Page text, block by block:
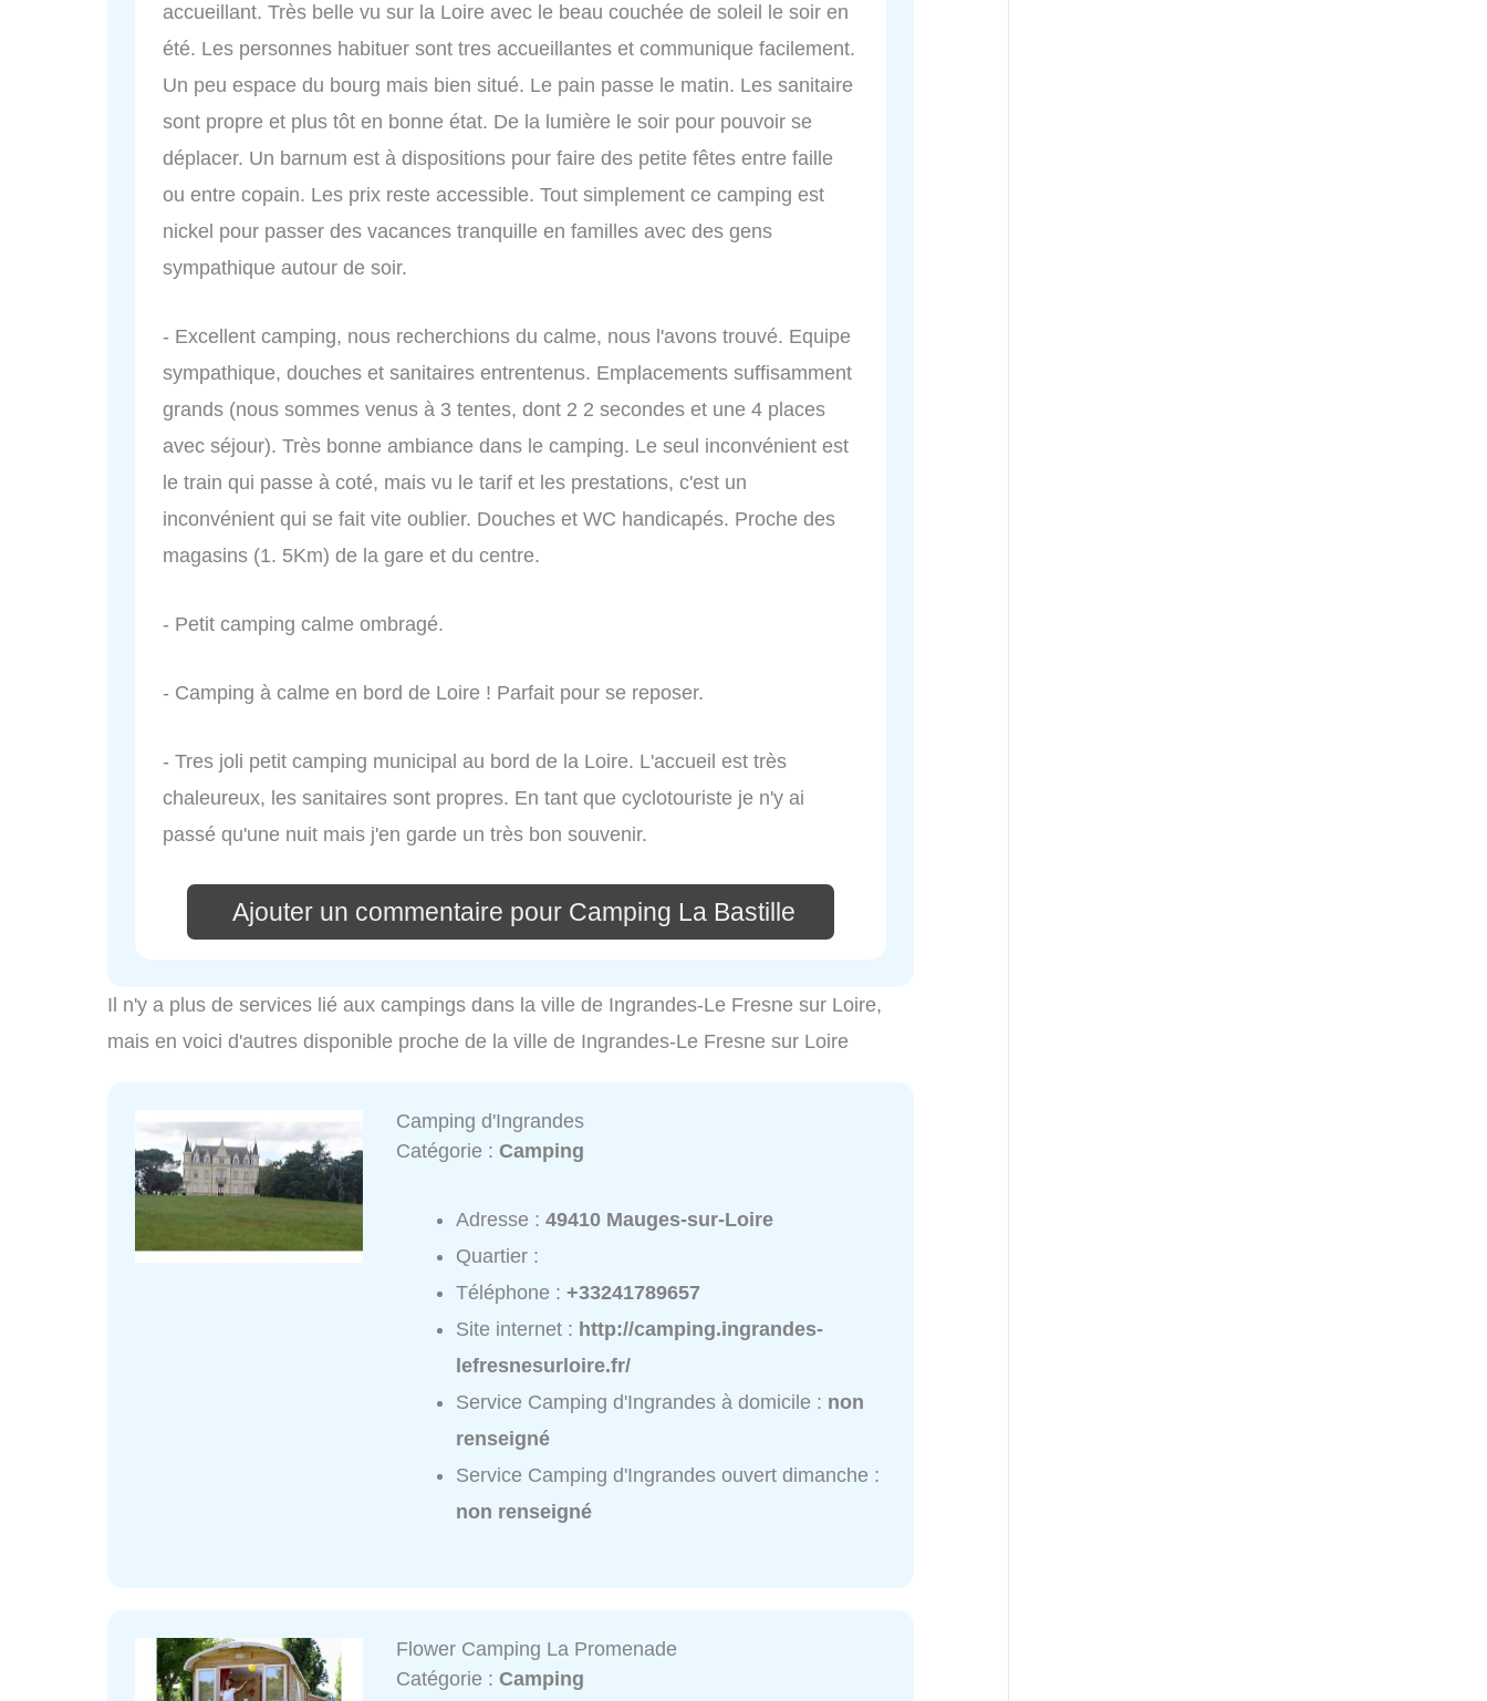
accueillant. Très belle vu sur la Loire avec le beau couchée de soleil le soir en
été. Les personnes habituer sont tres accueillantes et communique facilement.
Un peu espace du bourg mais bien situé. Le pain passe le matin. Les sanitaire
sont propre et plus tôt en bonne état. De la lumière le soir pour pouvoir se
déplacer. Un barnum est à dispositions pour faire des petite fêtes entre faille
ou entre copain. Les prix reste accessible. Tout simplement ce camping est
nickel pour passer des vacances tranquille en familles avec des gens
sympathique autour de soir.
- Excellent camping, nous recherchions du calme, nous l'avons trouvé. Equipe
sympathique, douches et sanitaires entrentenus. Emplacements suffisamment
grands (nous sommes venus à 3 tentes, dont 2 2 secondes et une 4 places
avec séjour). Très bonne ambiance dans le camping. Le seul inconvénient est
le train qui passe à coté, mais vu le tarif et les prestations, c'est un
inconvénient qui se fait vite oublier. Douches et WC handicapés. Proche des
magasins (1. 5Km) de la gare et du centre.
- Petit camping calme ombragé.
- Camping à calme en bord de Loire ! Parfait pour se reposer.
- Tres joli petit camping municipal au bord de la Loire. L'accueil est très
chaleureux, les sanitaires sont propres. En tant que cyclotouriste je n'y ai
passé qu'une nuit mais j'en garde un très bon souvenir.
Ajouter un commentaire pour Camping La Bastille
Il n'y a plus de services lié aux campings dans la ville de Ingrandes-Le Fresne sur Loire,
mais en voici d'autres disponible proche de la ville de Ingrandes-Le Fresne sur Loire
Camping d'Ingrandes
Catégorie :Camping
Adresse :49410 Mauges-sur-Loire
Quartier :
Téléphone :+33241789657
Site internet : http://camping.ingrandes-
lefresnesurloire.fr/
Service Camping d'Ingrandes à domicile : non
renseigné
Service Camping d'Ingrandes ouvert dimanche :
non renseigné
Flower Camping La Promenade
Catégorie :Camping